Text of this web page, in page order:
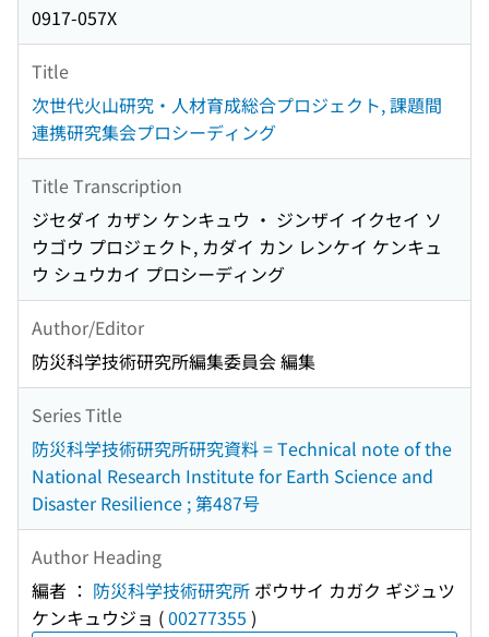
0917-057X
Title
次世代火山研究・人材育成総合プロジェクト, 課題間
連携研究集会プロシーディング
Title Transcription
ジセダイ カザン ケンキュウ ・ ジンザイ イクセイ ソ
ウゴウ プロジェクト, カダイ カン レンケイ ケンキュ
ウ シュウカイ プロシーディング
Author/Editor
防災科学技術研究所編集委員会 編集
Series Title
防災科学技術研究所研究資料 = Technical note of the
National Research Institute for Earth Science and
Disaster Resilience ; 第487号
Author Heading
編者 ： 防災科学技術研究所 ボウサイ カガク ギジュツ
ケンキュウジョ (00277355 )